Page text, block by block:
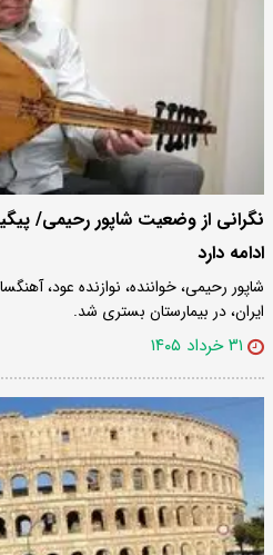
نگرانی از وضعیت شاپور رحیمی/
ادامه دارد
شاپور رحیمی، خواننده، نوازنده عود،
ایران، در بیمارستان بستری شد.
۳۱ خرداد ۱۴۰۵